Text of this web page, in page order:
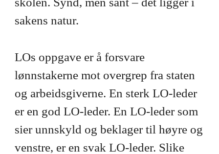
sakens natur.
LOs oppgave er å forsvare
lønnstakerne mot overgrep fra staten
og arbeidsgiverne. En sterk LO-leder
er en god LO-leder. En LO-leder som
sier unnskyld og beklager til høyre og
venstre, er en svak LO-leder. Slike